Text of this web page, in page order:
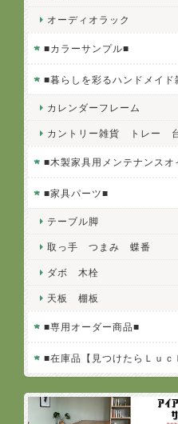
オーディオラック
■カラーサンプル■
■暮らしを彩るハンドメイド
カレンダーフレーム
カントリー雑貨 トレー
■木製家具用メンテナンスオ
■家具パーツ■
テーブル脚
取っ手 つまみ 蝶番
ダボ 木栓
天板 棚板
■専用オーダー商品■
■在庫品【見つけたらＬｕｃ